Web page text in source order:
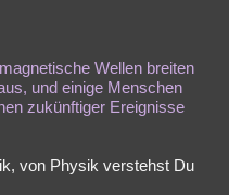
Wellen breiten
und einige Menschen
zukünftiger Ereignisse
von Physik verstehst Du